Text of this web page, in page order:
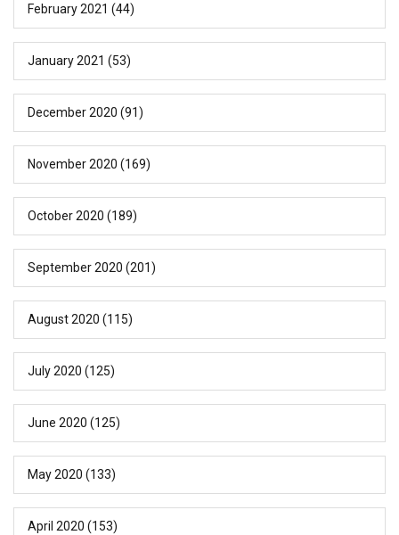
February 2021 (44)
January 2021 (53)
December 2020 (91)
November 2020 (169)
October 2020 (189)
September 2020 (201)
August 2020 (115)
July 2020 (125)
June 2020 (125)
May 2020 (133)
April 2020 (153)